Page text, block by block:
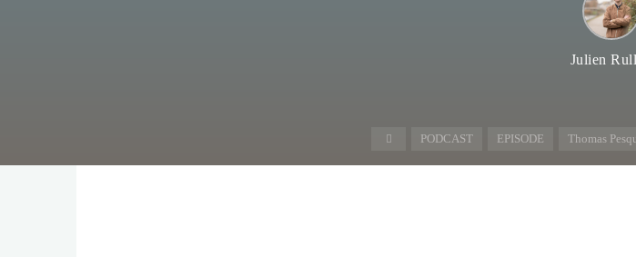
Julien
AccueilPODCAST EPISODE Thomas